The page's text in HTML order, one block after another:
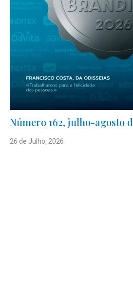
Número 162, julho-agosto
26 de Julho, 2026